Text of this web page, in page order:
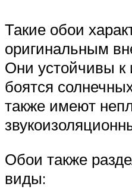
Такие обои
оригинальным
Они устойчивы
боятся
также имеют
Обои также
виды: